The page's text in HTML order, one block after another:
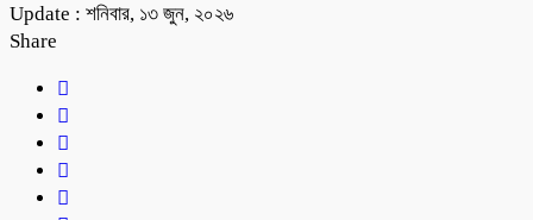
Update : শনিবার, ১৩ জুন, ২০২৬
Share